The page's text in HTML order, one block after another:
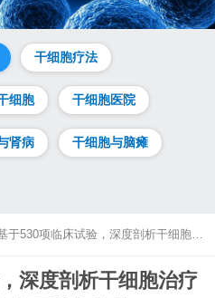
干细胞疗法
细胞 干细胞医院
肾病 干细胞与脑瘫
于530项临床试验，深度剖析干细胞治疗神经系统疾病的现状与趋势
深度剖析干细胞治疗